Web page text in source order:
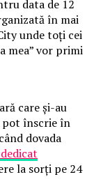
data de 12
în mai
unde toți cei
mea” vor primi
care și-au
pot înscrie în
dovada
la sorți pe 24